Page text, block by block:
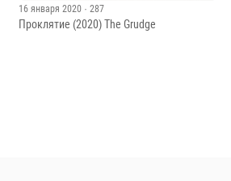
16 января 2020 · 287
Проклятие (2020) The Grudge